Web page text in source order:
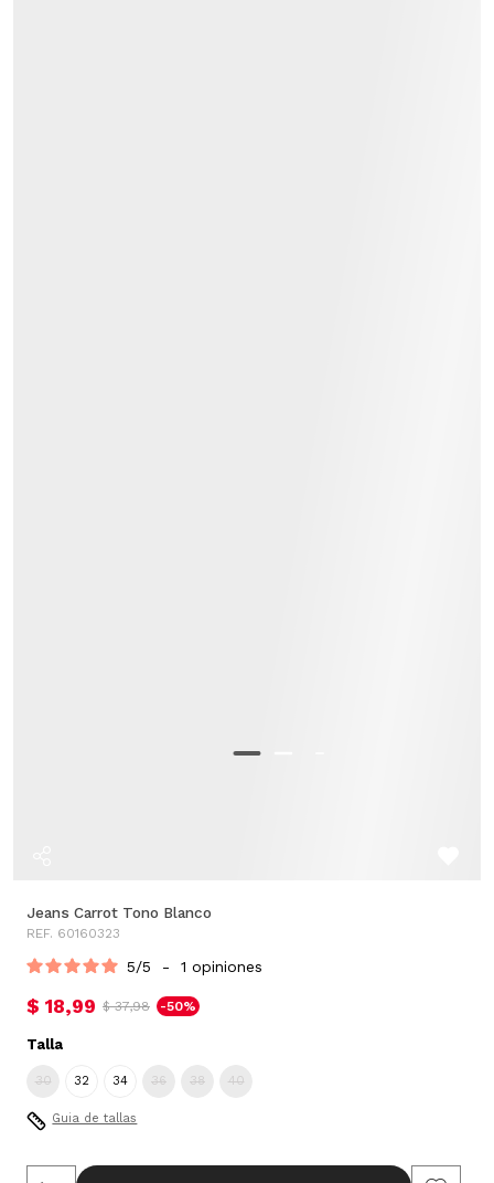
Jeans Carrot Tono Blanco
REF. 60160323
5/5 - 1 opiniones
$ 18,99 $ 37,98 -50%
Talla
30 32 34 36 38 40
Guia de tallas